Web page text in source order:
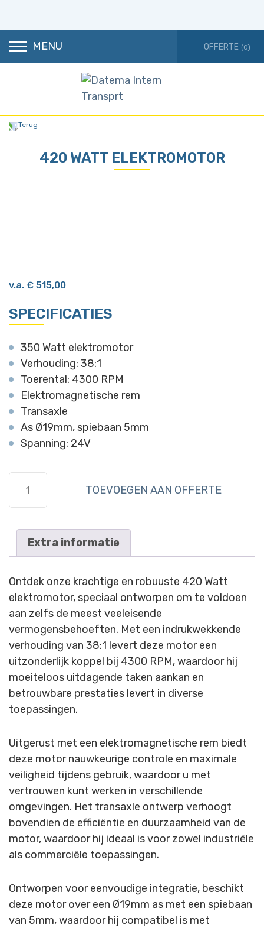
MENU (0)
Terug
420 WATT ELEKTROMOTOR
v.a. € 515,00
SPECIFICATIES
350 Watt elektromotor
Verhouding: 38:1
Toerental: 4300 RPM
Elektromagnetische rem
Transaxle
As Ø19mm, spiebaan 5mm
Spanning: 24V
Watt
elektromotor
aantal
TOEVOEGEN AAN OFFERTE
Extra informatie
Ontdek onze krachtige en robuuste 420 Watt
elektromotor, speciaal ontworpen om te voldoen
aan zelfs de meest veeleisende
vermogensbehoeften. Met een indrukwekkende
verhouding van 38:1 levert deze motor een
uitzonderlijk koppel bij 4300 RPM, waardoor hij
moeiteloos uitdagende taken aankan en
betrouwbare prestaties levert in diverse
toepassingen.
Uitgerust met een elektromagnetische rem biedt
deze motor nauwkeurige controle en maximale
veiligheid tijdens gebruik, waardoor u met
vertrouwen kunt werken in verschillende
omgevingen. Het transaxle ontwerp verhoogt
bovendien de efficiëntie en duurzaamheid van de
motor, waardoor hij ideaal is voor zowel industriële
als commerciële toepassingen.
Ontworpen voor eenvoudige integratie, beschikt
deze motor over een Ø19mm as met een spiebaan
van 5mm, waardoor hij compatibel is met